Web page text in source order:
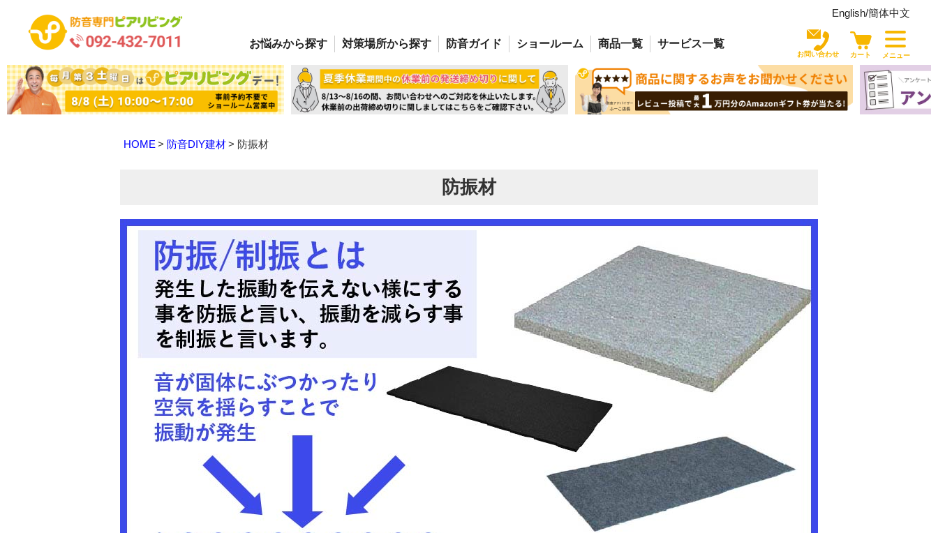
English/簡体中文
お悩みから探す 対策場所から探す 防音ガイド ショールーム 商品一覧 サービス一覧
お問い合わせ カート メニュー
HOME 防音DIY建材 防振材
防振材